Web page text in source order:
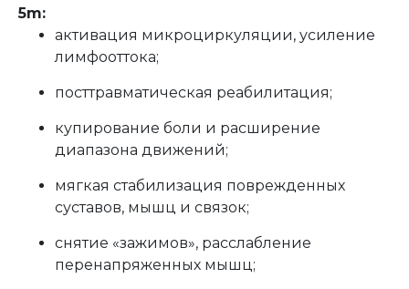
5m:
активация микроциркуляции, усиление
лимфооттока;
посттравматическая реабилитация;
купирование боли и расширение
диапазона движений;
мягкая стабилизация поврежденных
суставов, мышц и связок;
снятие «зажимов», расслабление
перенапряженных мышц;